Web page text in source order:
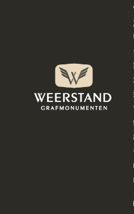
mooi vind. Het resultaat is
prachtig geworden . Ik had al
eerder iets laten uitvoeren
door Weerstand en net als